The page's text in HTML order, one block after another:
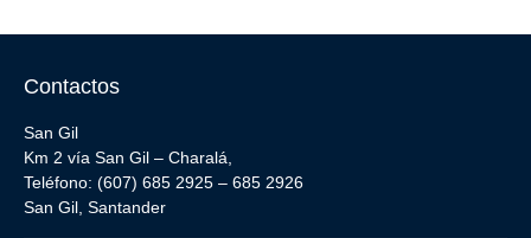
Contactos
San Gil
Km 2 vía San Gil – Charalá,
Teléfono: (607) 685 2925 – 685 2926
San Gil, Santander